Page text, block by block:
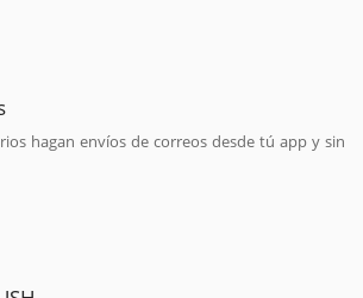
hagan envíos de correos desde tú app y sin